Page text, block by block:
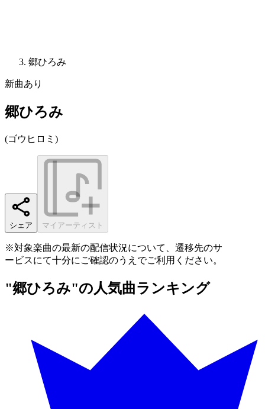
郷ひろみ
新曲あり
郷ひろみ
(ゴウヒロミ )
シェア マイアーティスト
※対象楽曲の最新の配信状況について、遷移先のサ
ービスにて十分にご確認のうえでご利用ください。
"郷ひろみ"の人気曲ランキング